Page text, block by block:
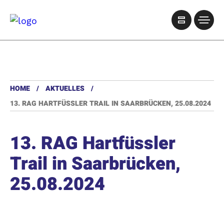
HOME
AKTUELLES
13. RAG HARTFÜSSLER TRAIL IN SAARBRÜCKEN, 25.08.2024
13. RAG Hartfüssler
Trail in Saarbrücken,
25.08.2024